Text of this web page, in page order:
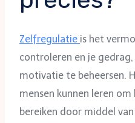
Zelfregulatie is het
controleren en je
motivatie te beheersen.
mensen kunnen leren
bereiken door middel